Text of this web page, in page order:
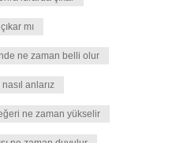
mı
ne zaman belli olur
anlarız
ne zaman yükselir